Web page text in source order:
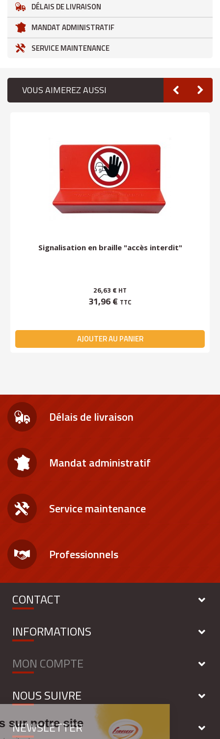
DÉLAIS DE LIVRAISON
MANDAT ADMINISTRATIF
SERVICE MAINTENANCE
VOUS AIMEREZ AUSSI
Signalisation en braille "accès interdit"
26,63 € HT
31,96 € TTC
AJOUTER AU PANIER
Délais de livraison
Mandat administratif
Service maintenance
Professionnels
CONTACT
INFORMATIONS
MON COMPTE
NOUS SUIVRE
NEWSLETTER